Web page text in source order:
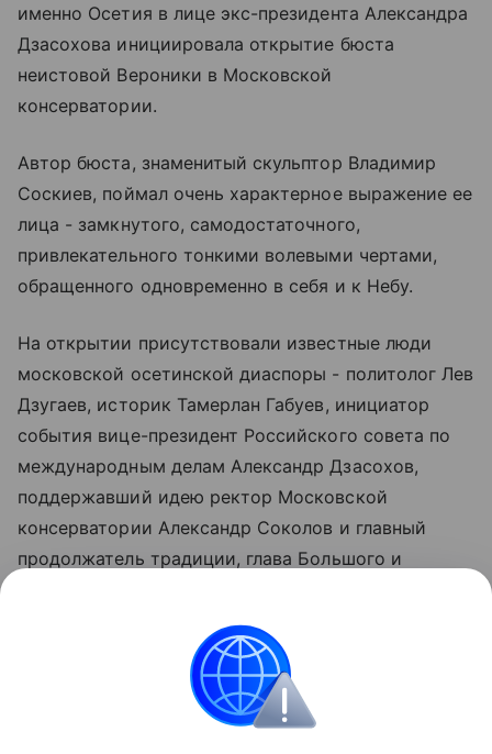
именно Осетия в лице экс-президента Александра
Дзасохова инициировала открытие бюста
неистовой Вероники в Московской
консерватории.
Автор бюста, знаменитый скульптор Владимир
Соскиев, поймал очень характерное выражение ее
лица - замкнутого, самодостаточного,
привлекательного тонкими волевыми чертами,
обращенного одновременно в себя и к Небу.
На открытии присутствовали известные люди
московской осетинской диаспоры - политолог Лев
Дзугаев, историк Тамерлан Габуев, инициатор
события вице-президент Российского совета по
международным делам Александр Дзасохов,
поддержавший идею ректор Московской
консерватории Александр Соколов и главный
продолжатель традиции, глава Большого и
очень человечно вспомнивший, кем была для него,
студента, "огненная Вероника". Такая хрупкая и
удивительно стойкая, теперь запечатленная в фойе
главного музыкального зала столицы.